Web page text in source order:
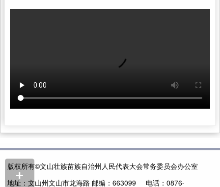
+
版权所有©文山壮族苗族自治州人民代表大会常务委员会办公室
地址：文山州文山市龙海路 邮编：663099 电话：0876-